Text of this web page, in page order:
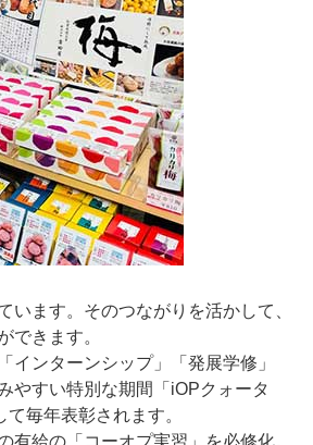
ます。そのつながりを活かして、
できます。
ンターンシップ」「発展学修」
やすい特別な期間「iOPクォータ
毎年表彰されます。
給の「コーオプ実習」を必修化。